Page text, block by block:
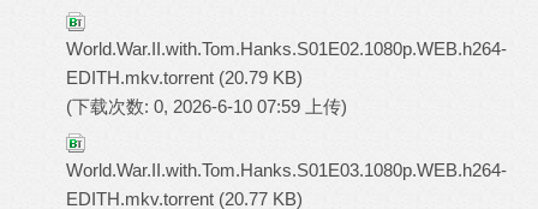
World.War.II.with.Tom.Hanks.S01E02.1080p.WEB.h264-
EDITH.mkv.torrent (20.79 KB)
(下载次数: 0, 2026-6-10 07:59 上传)
World.War.II.with.Tom.Hanks.S01E03.1080p.WEB.h264-
EDITH.mkv.torrent (20.77 KB)